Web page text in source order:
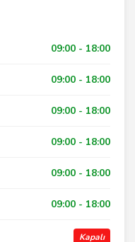
09:00 - 18:00
09:00 - 18:00
09:00 - 18:00
09:00 - 18:00
09:00 - 18:00
09:00 - 18:00
Kapalı